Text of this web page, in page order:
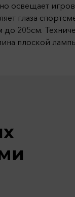
глаза
205см.
плоской